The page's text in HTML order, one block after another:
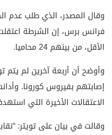
وقال المصدر، الذي طلب عدم
الأقل، من بينهم 24 محاميا.
وأوضح أن أربعة آخرين لم يتم
إصابتهم بفيروس كورونا.
الاعتقالات الأخيرة التي استهدفت 17 من
وقالت في بيان على تويتر: